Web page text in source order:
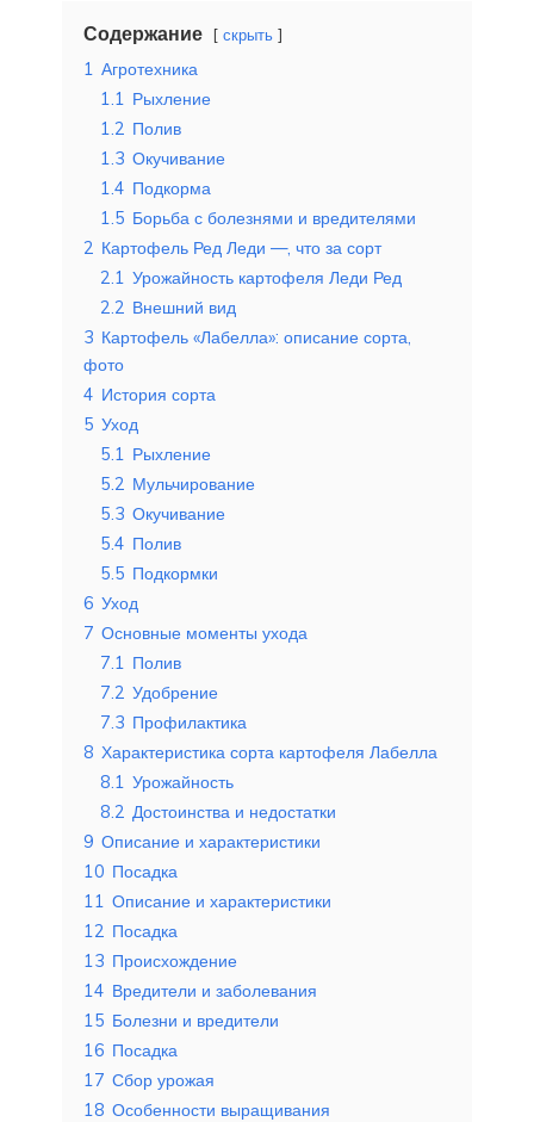
Содержание скрыть
1 Агротехника
1.1 Рыхление
1.2 Полив
1.3 Окучивание
1.4 Подкорма
1.5 Борьба с болезнями и вредителями
2 Картофель Ред Леди —, что за сорт
2.1 Урожайность картофеля Леди Ред
2.2 Внешний вид
3 Картофель «Лабелла»: описание сорта,
фото
4 История сорта
5 Уход
5.1 Рыхление
5.2 Мульчирование
5.3 Окучивание
5.4 Полив
5.5 Подкормки
6 Уход
7 Основные моменты ухода
7.1 Полив
7.2 Удобрение
7.3 Профилактика
8 Характеристика сорта картофеля Лабелла
8.1 Урожайность
8.2 Достоинства и недостатки
9 Описание и характеристики
10 Посадка
11 Описание и характеристики
12 Посадка
13 Происхождение
14 Вредители и заболевания
15 Болезни и вредители
16 Посадка
17 Сбор урожая
18 Особенности выращивания